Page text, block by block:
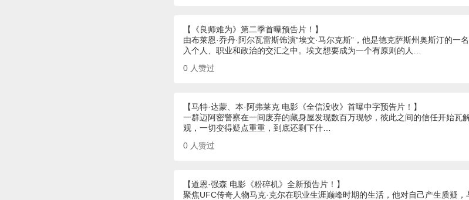
【《良师难为》第二季首曝预告片！】
由布莱恩·乔丹·阿尔瓦雷斯饰演“埃文·马尔克斯”，他是德克萨斯州奥斯汀的一
入个人、职业和政治的交汇之中。埃文想要成为一个有原则的人…
0 人赞过
【马特·达蒙、本·阿弗莱克 电影《全信没收》首曝中字预告片！】
一群迈阿密警察在一间废弃的藏身屋发现数百万现钞，彼此之间的信任开始瓦
观，一切变得疑点重重，到底还剩下什…
0 人赞过
【道恩·强森 电影《粉碎机》全新预告片！】
聚焦UFC传奇人物马克·克尔在职业生涯巅峰时期的生活，他对自己产生质疑，